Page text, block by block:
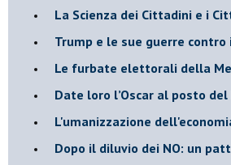
​La Scienza dei Cittadini e i
Trump e le sue guerre
​Le furbate elettorali della
​Date loro l’Oscar al posto
L'umanizzazione
​Dopo il diluvio dei NO: un